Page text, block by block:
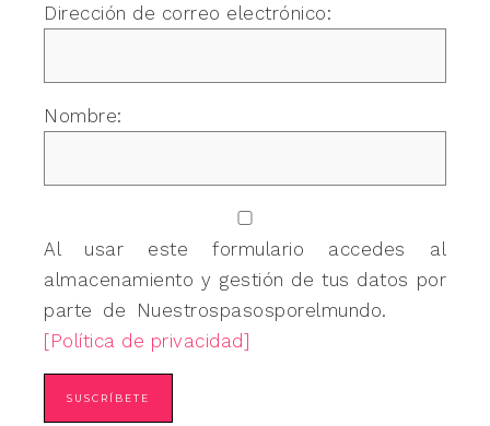
Dirección de correo electrónico:
Nombre:
Al usar este formulario accedes al
almacenamiento y gestión de tus datos por
parte de Nuestrospasosporelmundo.
[Política de privacidad]